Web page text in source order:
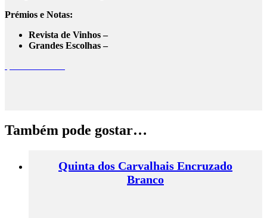
Prémios e Notas:
Revista de Vinhos –
Grandes Escolhas –
Também pode gostar…
Quinta dos Carvalhais Encruzado
Branco